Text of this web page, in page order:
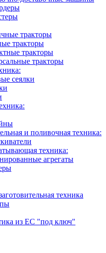
тракторы
тракторы
тракторы
тракторы
сеялки
и поливочная техника:
техника:
агрегаты
техника
из ЕС "под ключ"